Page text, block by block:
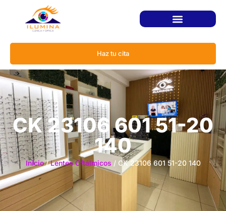
Haz tu cita
CK 23106 601 51-20
140
Inicio/Lentes Oftálmicos / CK 23106 601 51-20 140